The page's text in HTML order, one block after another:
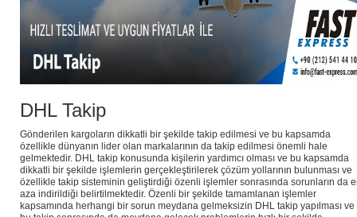
DHL Takip
Gönderilen kargoların dikkatli bir şekilde takip edilmesi ve bu kapsamda
özellikle dünyanın lider olan markalarının da takip edilmesi önemli hale
gelmektedir. DHL takip konusunda kişilerin yardımcı olması ve bu kapsamda
dikkatli bir şekilde işlemlerin gerçekleştirilerek çözüm yollarının bulunması ve
özellikle takip sisteminin geliştirdiği özenli işlemler sonrasında sorunların da
aza indirildiği belirtilmektedir. Özenli bir şekilde tamamlanan işlemler
kapsamında herhangi bir sorun meydana gelmeksizin DHL takip yapılması ve